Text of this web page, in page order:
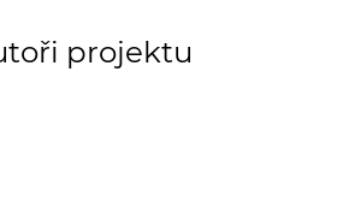
projektu